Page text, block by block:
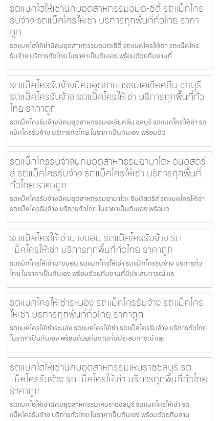
รถแบคโฮให้เช่านิคมอุตสาหกรรมอมตะซิตี้ รถแม็คโคร
รับจ้าง รถแม็คโครให้เช่า บริการทุกพื้นที่ทั่วไทย ราคา
ถูก
รถแบคโฮให้เช่านิคมอุตสาหกรรมอมตะซิตี้ รถแมคโครให้เช่า รถแม็คโคร
รับจ้าง บริการทั่วไทย ในราคาเป็นกันเอง พร้อมด้วยทีมงานที่
รถแม็คโครรับจ้างนิคมอุตสาหกรรมเอเชียคลีน ชลบุรี
รถแม็คโครรับจ้าง รถแม็คโครให้เช่า บริการทุกพื้นที่ทั่ว
ไทย ราคาถูก
รถแม็คโครรับจ้างนิคมอุตสาหกรรมเอเชียคลีน ชลบุรี รถแมคโครให้เช่า รถ
แม็คโครรับจ้าง บริการทั่วไทย ในราคาเป็นกันเอง พร้อมด้ว
รถแม็คโครรับจ้างนิคมอุตสาหกรรมยามาโตะ อินดัสตรี
ส์ รถแม็คโครรับจ้าง รถแม็คโครให้เช่า บริการทุกพื้นที่
ทั่วไทย ราคาถูก
รถแม็คโครรับจ้างนิคมอุตสาหกรรมยามาโตะ อินดัสตรีส์ รถแมคโครให้เช่า
รถแม็คโครรับจ้าง บริการทั่วไทย ในราคาเป็นกันเอง พร้อมด
รถแม็คโครให้เช่าบางบอน รถแม็คโครรับจ้าง รถ
แม็คโครให้เช่า บริการทุกพื้นที่ทั่วไทย ราคาถูก
รถแม็คโครให้เช่าบางบอน รถแมคโครให้เช่า รถแม็คโครรับจ้าง บริการทั่ว
ไทย ในราคาเป็นกันเอง พร้อมด้วยทีมงานที่มีประสบการณ์ แล
รถแมคโครให้เช่าระนอง รถแม็คโครรับจ้าง รถแม็คโคร
ให้เช่า บริการทุกพื้นที่ทั่วไทย ราคาถูก
รถแมคโครให้เช่าระนอง รถแมคโครให้เช่า รถแม็คโครรับจ้าง บริการทั่วไทย
ในราคาเป็นกันเอง พร้อมด้วยทีมงานที่มีประสบการณ์ และ
รถแบคโฮให้เช่านิคมอุตสาหกรรมเหมราชชลบุรี รถ
แม็คโครรับจ้าง รถแม็คโครให้เช่า บริการทุกพื้นที่ทั่วไทย
ราคาถูก
รถแบคโฮให้เช่านิคมอุตสาหกรรมเหมราชชลบุรี รถแมคโครให้เช่า รถ
แม็คโครรับจ้าง บริการทั่วไทย ในราคาเป็นกันเอง พร้อมด้วยทีมงาน